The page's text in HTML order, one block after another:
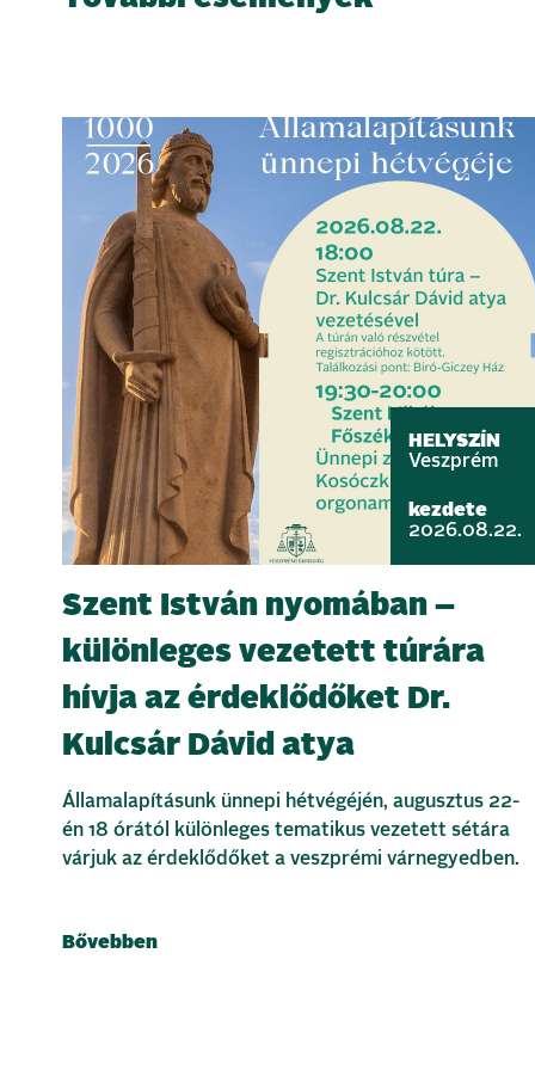
HELYSZÍN
Veszprém
kezdete
2026.08.22.
Szent István nyomában –
különleges vezetett túrára
hívja az érdeklődőket Dr.
Kulcsár Dávid atya
Államalapításunk ünnepi hétvégéjén, augusztus 22-
én 18 órától különleges tematikus vezetett sétára
várjuk az érdeklődőket a veszprémi várnegyedben.
Bővebben